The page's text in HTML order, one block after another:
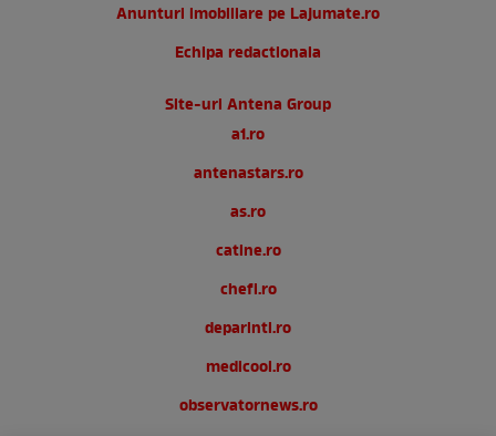
Anunturi imobiliare pe Lajumate.ro
Echipa redactionala
Site-uri Antena Group
a1.ro
antenastars.ro
as.ro
catine.ro
chefi.ro
deparinti.ro
medicool.ro
observatornews.ro